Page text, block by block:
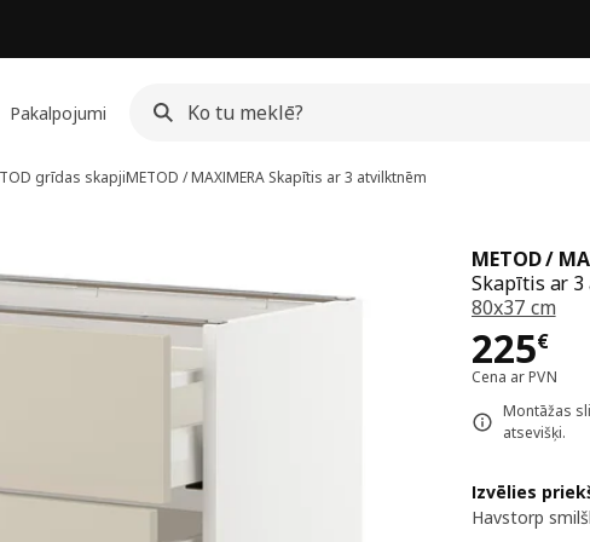
Pakalpojumi
grīdas skapjiMETOD / MAXIMERASkapītis ar 3 atvilktnēm
METOD /
Skapītis ar
80x37 cm
225€
Cena
Cena ar PVN
Montāžas
atsevišķi.
Izvēlies
Havstorp